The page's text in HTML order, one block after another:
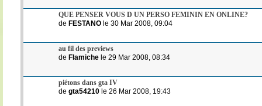
QUE PENSER VOUS D UN PERSO FEMININ EN ONLINE?
de FESTANOle 30 Mar 2008, 09:04
au fil des previews
de Flamichele 29 Mar 2008, 08:34
piétons dans gta IV
de gta54210le 26 Mar 2008, 19:43